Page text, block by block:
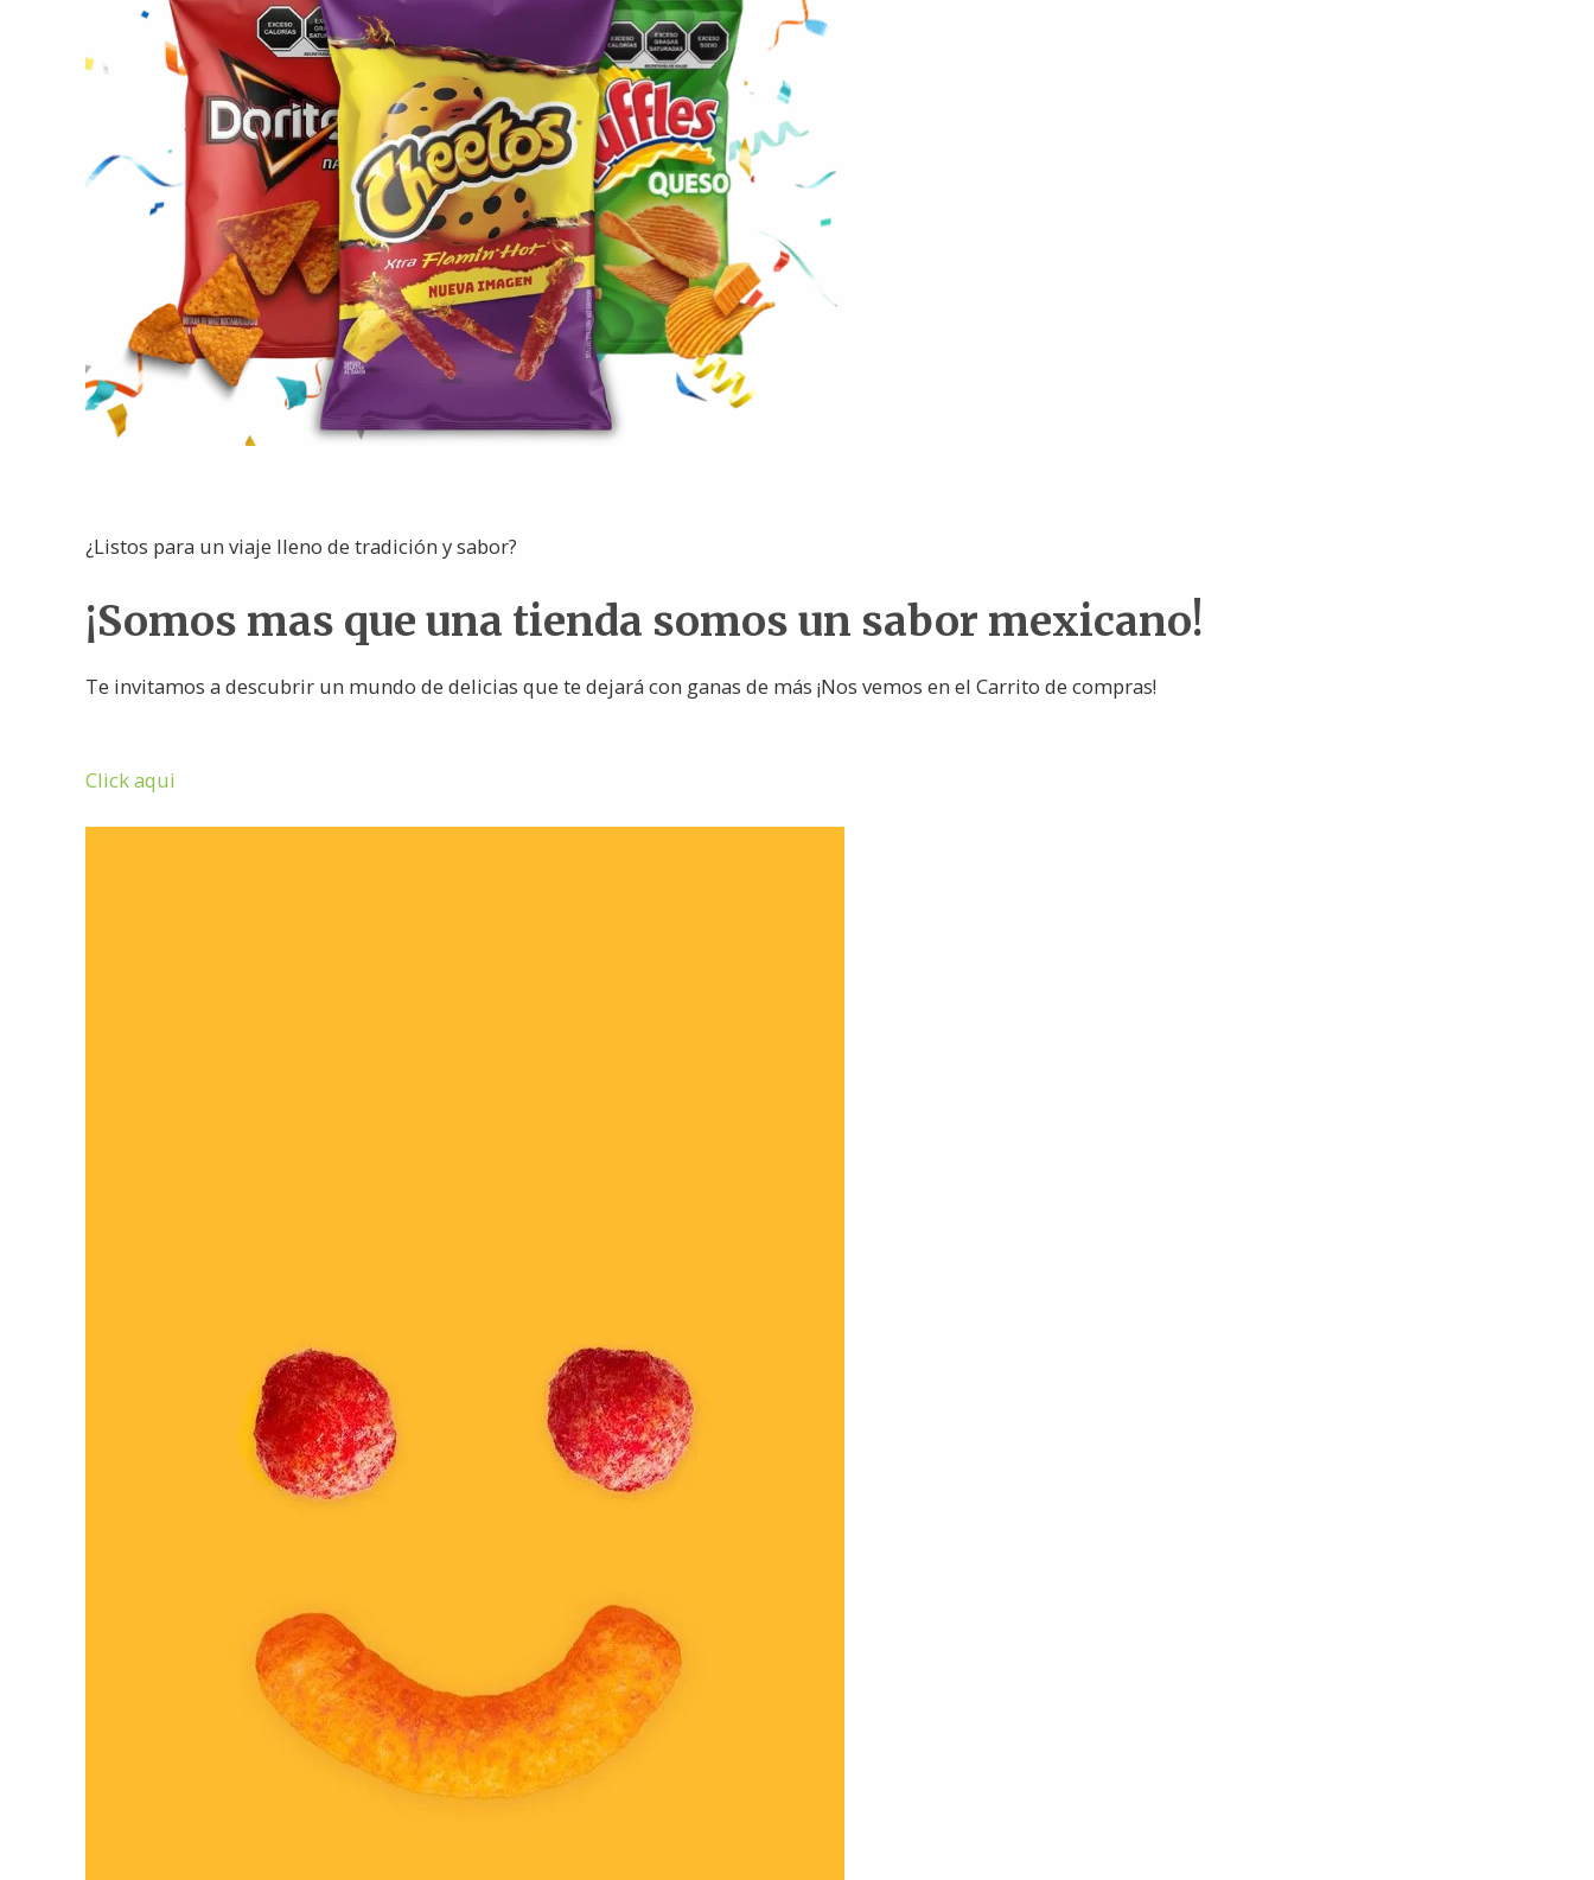
¿Listos para un viaje lleno de tradición y sabor?
¡Somos mas que una tienda somos un sabor mexicano!
Te invitamos a descubrir un mundo de delicias que te dejará con ganas de más ¡Nos vemos en el Carrito de compras!
Click aqui